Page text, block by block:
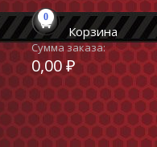
0
Корзина
Сумма заказа:
0,00 ₽